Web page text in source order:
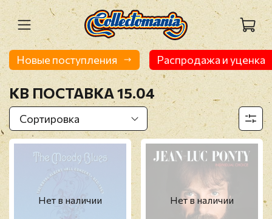
Новые поступления Распродажа и уценка
KB ПОСТАВКА 15.04
Нет в наличии Нет в наличии